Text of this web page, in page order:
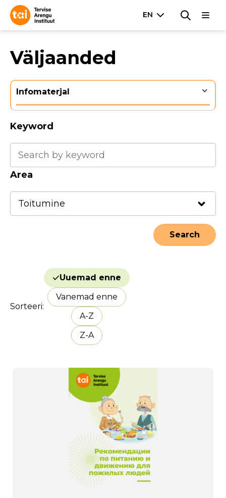
Väljaanded
Infomaterjal
Keyword
Area
Sorteeri
Uuemad enne
Vanemad enne
A-Z
Z-A